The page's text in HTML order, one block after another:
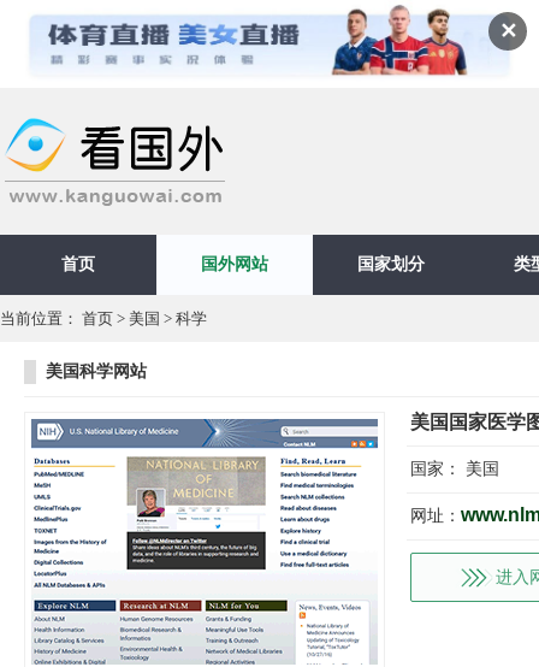
✕
首页 国外网站 国家划分 类
当前位置： 首页 > 美国 > 科学
美国科学网站
美国国家医学
国家： 美国
网址：
进入